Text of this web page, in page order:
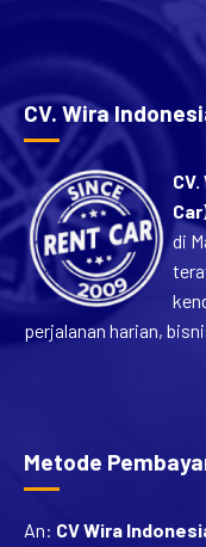
CV. Wira
di
perjalanan harian,
Metode
An: CV Wira